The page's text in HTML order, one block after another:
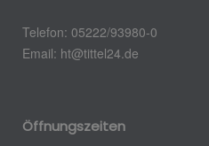
Telefon: 05222/93980-0
Email: ht@tittel24.de
Öffnungszeiten